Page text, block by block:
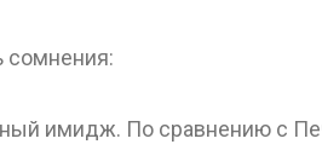
сомнения:
имидж. По сравнению с